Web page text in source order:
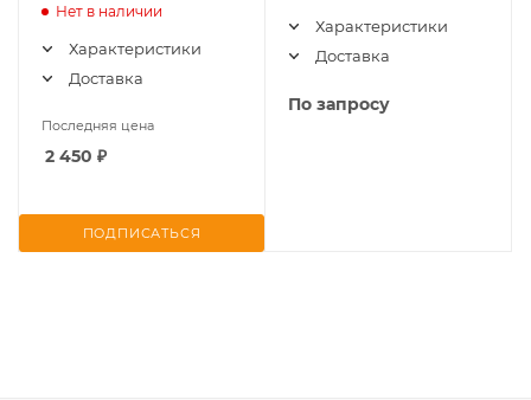
Нет в наличии
Характеристики
Доставка
Последняя цена
2 450 ₽
ПОДПИСАТЬСЯ
Характеристики
Доставка
По запросу